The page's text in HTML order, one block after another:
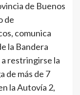
de Buenos
de
comunica
la Bandera
restringirse la
de más de 7
la Autovía 2,